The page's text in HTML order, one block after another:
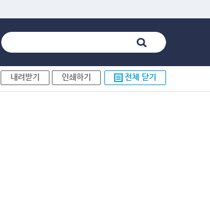
내려받기 인쇄하기 전체 닫기